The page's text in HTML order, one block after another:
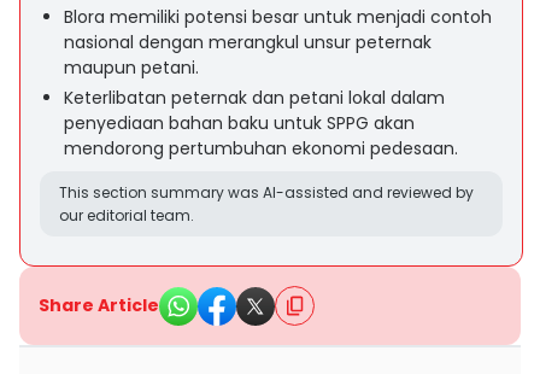
Blora memiliki potensi besar untuk menjadi contoh
nasional dengan merangkul unsur peternak
maupun petani.
Keterlibatan peternak dan petani lokal dalam
penyediaan bahan baku untuk SPPG akan
mendorong pertumbuhan ekonomi pedesaan.
This section summary was AI-assisted and reviewed by
our editorial team.
Share Article